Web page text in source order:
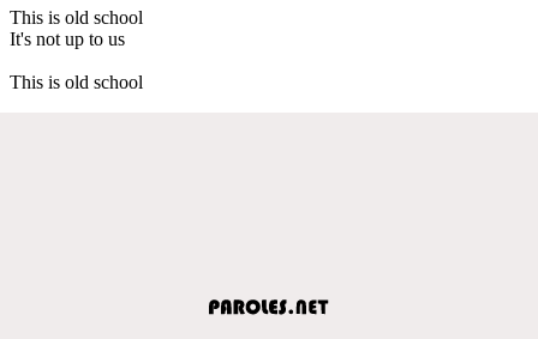
This is old school
It's not up to us
This is old school